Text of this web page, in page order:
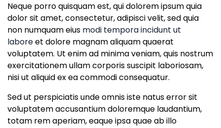
Neque porro quisquam est, qui dolorem ipsum quia
dolor sit amet, consectetur, adipisci velit, sed quia
non numquam eius modi tempora incidunt ut
laboreet dolore magnam aliquam quaerat
voluptatem. Ut enim ad minima veniam, quis nostrum
exercitationem ullam corporis suscipit laboriosam,
nisi ut aliquid ex ea commodi consequatur.
Sed ut perspiciatis unde omnis iste natus error sit
voluptatem accusantium doloremque laudantium,
totam rem aperiam, eaque ipsa quae ab illo